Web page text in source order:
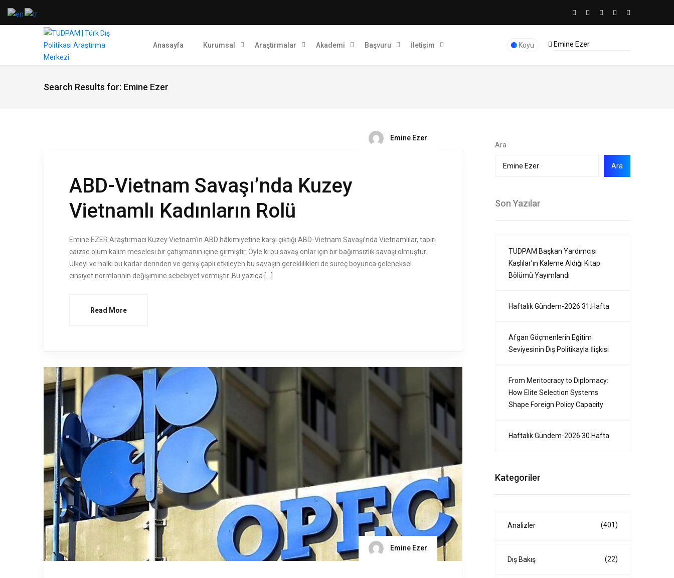
Anasayfa Kurumsal Araştırmalar Akademi Başvuru İletişim Koyu
Search Results for: Emine Ezer
Emine Ezer
ABD-Vietnam Savaşı’nda Kuzey
Vietnamlı Kadınların Rolü
Emine EZER Araştırmacı Kuzey Vietnam’ın ABD hâkimiyetine karşı çıktığı ABD-Vietnam Savaşı’nda Vietnamlılar, tabiri
caizse ölüm kalım meselesi bir çatışmanın içine girmiştir. Öyle ki bu savaş onlar için bir bağımsızlık savaşı olmuştur.
Ülkeyi ve halkı bu kadar derinden ve geniş çaplı etkileyen bu savaşın gereklilikleri de süreç boyunca geleneksel
cinsiyet normlarının değişimine sebebiyet vermiştir. Bu yazıda […]
Read More
Emine Ezer
Ara
Ara
Son Yazılar
TUDPAM Başkan Yardımcısı
Kaşlılar’ın Kaleme Aldığı Kitap
Bölümü Yayımlandı
Haftalık Gündem-2026 31.Hafta
Afgan Göçmenlerin Eğitim
Seviyesinin Dış Politikayla İlişkisi
From Meritocracy to Diplomacy:
How Elite Selection Systems
Shape Foreign Policy Capacity
Haftalık Gündem-2026 30.Hafta
Kategoriler
Analizler (401)
Dış Bakış (22)